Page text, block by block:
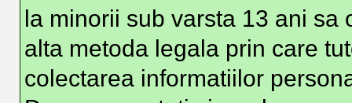
la minorii sub varsta 13 ani sa
alta metoda legala prin care
colectarea informatiilor